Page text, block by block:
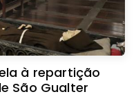
à repartição
São Gualter